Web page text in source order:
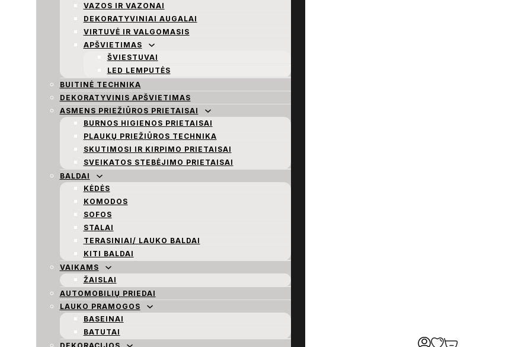
VAZOS IR VAZONAI
DEKORATYVINIAI AUGALAI
VIRTUVĖ IR VALGOMASIS
APŠVIETIMAS
ŠVIESTUVAI
LED LEMPUTĖS
BUITINĖ TECHNIKA
DEKORATYVINIS APŠVIETIMAS
ASMENS PRIEŽIŪROS PRIETAISAI
BURNOS HIGIENOS PRIETAISAI
PLAUKŲ PRIEŽIŪROS TECHNIKA
SKUTIMOSI IR KIRPIMO PRIETAISAI
SVEIKATOS STEBĖJIMO PRIETAISAI
BALDAI
KĖDĖS
KOMODOS
SOFOS
STALAI
TERASINIAI/ LAUKO BALDAI
KITI BALDAI
VAIKAMS
ŽAISLAI
AUTOMOBILIŲ PRIEDAI
LAUKO PRAMOGOS
BASEINAI
BATUTAI